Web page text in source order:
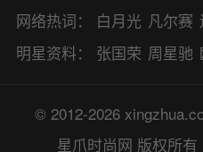
避暑胜地
网络热词：
白月光 凡尔赛
凤雏 二次元
胺 SP OC
佛系 喜当爹
明星资料：
张国荣 周星驰
谭松韵 唐嫣
妮 林更新 刘
© 2012-2026
星爪时尚网 版权所有